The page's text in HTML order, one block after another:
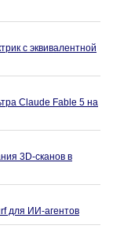
с эквивалентной
Claude Fable 5 на
3D-сканов в
для ИИ-агентов